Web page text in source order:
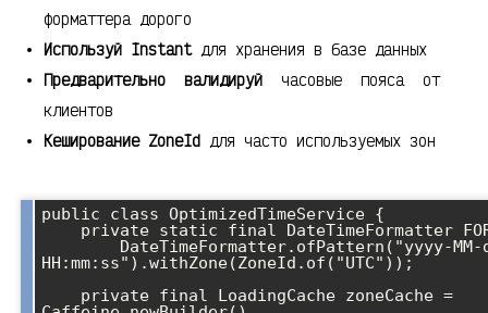
форматтера дорого
Используй Instantдля хранения в базе данных
Предварительно валидируйчасовые пояса от
клиентов
Кеширование ZoneId для часто используемых зон
public class OptimizedTimeService {
HH:mm:ss").withZone(ZoneId.of("UTC"));
    private final LoadingCache
zoneCache =